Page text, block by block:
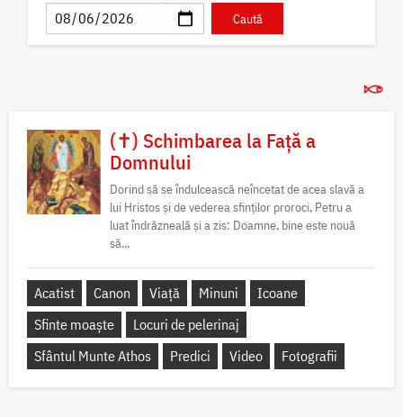
(✝) Schimbarea la Față a
Domnului
Dorind să se îndulcească neîncetat de acea slavă a
lui Hristos și de vederea sfinților proroci, Petru a
luat îndrăzneală și a zis: Doamne, bine este nouă
să...
Acatist Canon Viață Minuni
Icoane
Sfinte moaște
Locuri de pelerinaj
Sfântul Munte Athos
Predici Video Fotografii